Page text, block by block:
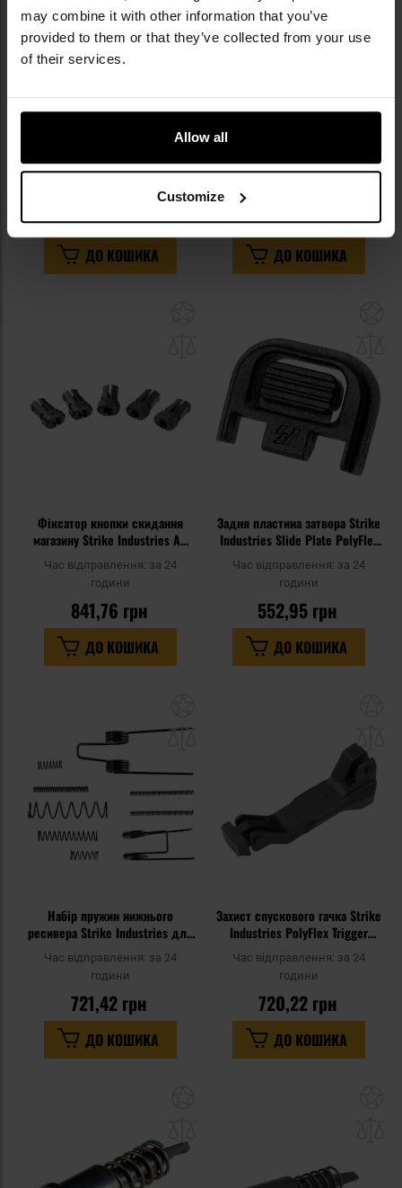
may combine it with other information that you’ve
provided to them or that they’ve collected from your use
of their services.
Allow all
Customize
Набір штифтів Strike Industries
Enhanced Anti-Walk Pin Kit для
пістолетів Glock 43
Час відправлення:за 24
962,09 грн
ДО КОШИКА
Перемикач режимів вогню UTG
для CZ Scorpion EVO 3 - Black
Час відправлення:за 24
1 924,79 грн
ДО КОШИКА
списку
уподобань
Фіксатор кнопки скидання
магазину Strike Industries AR
Magstop для гвинтівок AR
Час відправлення: за 24
години
841,76 грн
ДО КОШИКА
Задня пластина затвора Strike
Industries Slide Plate PolyFlex
для пістолетів Glock - Black
Час відправлення: за 24
години
552,95 грн
ДО КОШИКА
Набір пружин нижнього
ресивера Strike Industries для
Час відправлення: за 24
години
721,42 грн
ДО КОШИКА
Захист спускового гачка Strike
Industries PolyFlex Trigger
Guard для гвинтівок AR - Black
Час відправлення: за 24
години
720,22 грн
ДО КОШИКА